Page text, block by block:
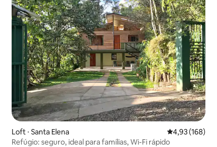
Loft ⋅ Santa Elena 4,93 de uma
4,93 (168)
Refúgio: seguro, ideal para famílias, Wi-Fi rápido